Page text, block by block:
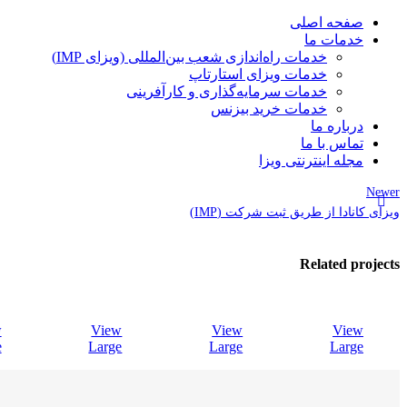
صفحه اصلی
خدمات ما
خدمات راه‌اندازی شعب بین‌المللی (ویزای IMP)
خدمات ویزای استارتاپ
خدمات سرمایه‌گذاری و کارآفرینی
خدمات خرید بیزنس
درباره ما
تماس با ما
مجله اینترنتی ویزا
Newer
ویزای کانادا از طریق ثبت شرکت (IMP)
Related projects
View
Large
View
Large
View
Large